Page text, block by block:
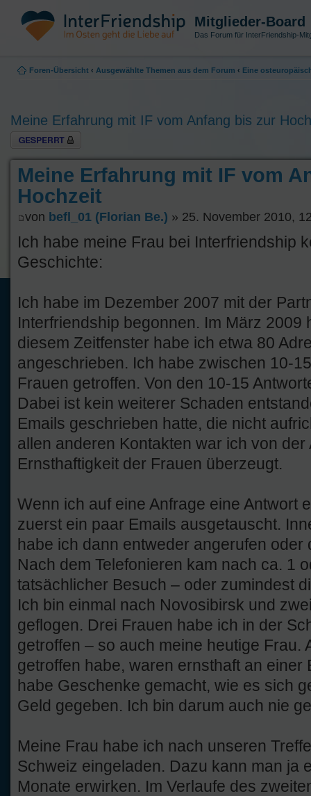
Mitglieder-Board
Das Forum für InterFriendship-
Foren-Übersicht ‹ Ausgewählte Themen aus dem Forum ‹ Eine
Meine Erfahrung mit IF vom Anfang bis zur
Thema gesperrt
Meine Erfahrung mit IF vom
Hochzeit
von befl_01 (Florian Be.) » 25. November 2010,
Ich habe meine Frau bei Interfriendship
Geschichte:
Ich habe im Dezember 2007 mit der
Interfriendship begonnen. Im März 2009
diesem Zeitfenster habe ich etwa 80
angeschrieben. Ich habe zwischen 10-
Frauen getroffen. Von den 10-15
Dabei ist kein weiterer Schaden
Emails geschrieben hatte, die nicht
allen anderen Kontakten war ich von
Ernsthaftigkeit der Frauen überzeugt.
Wenn ich auf eine Anfrage eine Antwort
zuerst ein paar Emails ausgetauscht.
habe ich dann entweder angerufen oder
Nach dem Telefonieren kam nach ca. 1
tatsächlicher Besuch – oder zumindest
Ich bin einmal nach Novosibirsk und
geflogen. Drei Frauen habe ich in der
getroffen – so auch meine heutige Frau.
getroffen habe, waren ernsthaft an einer
habe Geschenke gemacht, wie es sich
Geld gegeben. Ich bin darum auch nie
Meine Frau habe ich nach unseren
Schweiz eingeladen. Dazu kann man ja
Monate erwirken. Im Verlaufe des